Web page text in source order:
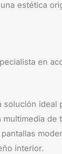
estética
en
solución ideal
multimedia de
interior.